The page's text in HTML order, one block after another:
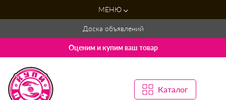
МЕНЮ
Доска объявлений
Оценим и купим ваш товар
Каталог